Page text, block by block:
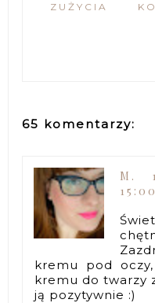
ZUŻYCIA
65 komentarzy:
M.
15:00
kremu pod
kremu do twarzy
ją pozytywnie :)